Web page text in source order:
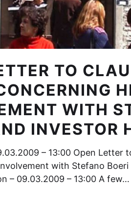
TO
WITH
INVESTOR
– 13:00 Open Letter
with Stefano
– 09.03.2009 – 13:00 A few…